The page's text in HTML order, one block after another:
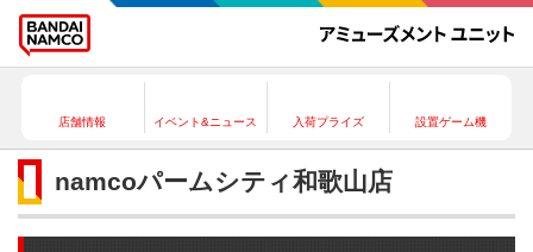
店舗情報 イベント&ニュース 入荷プライズ 設置ゲーム機
namcoパームシティ和歌山店